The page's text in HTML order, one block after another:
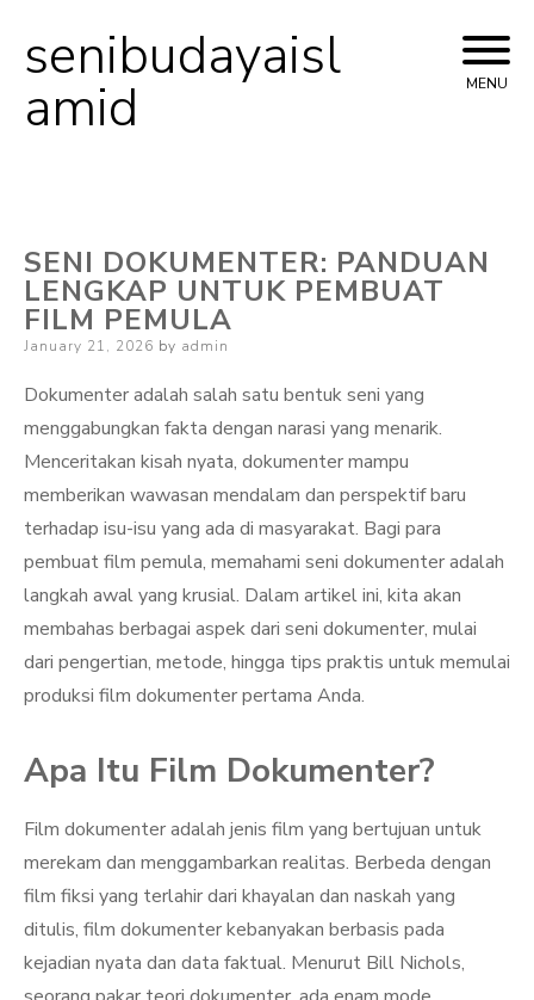
Skip
to
senibudayaisl
amid MENU
SENI DOKUMENTER: PANDUAN
LENGKAP UNTUK PEMBUAT
FILM PEMULA
Posted
January 21, 2026 by admin
Dokumenter adalah salah satu bentuk seni yang
menggabungkan fakta dengan narasi yang menarik.
Menceritakan kisah nyata, dokumenter mampu
memberikan wawasan mendalam dan perspektif baru
terhadap isu-isu yang ada di masyarakat. Bagi para
pembuat film pemula, memahami seni dokumenter adalah
langkah awal yang krusial. Dalam artikel ini, kita akan
membahas berbagai aspek dari seni dokumenter, mulai
dari pengertian, metode, hingga tips praktis untuk memulai
produksi film dokumenter pertama Anda.
Apa Itu Film Dokumenter?
Film dokumenter adalah jenis film yang bertujuan untuk
merekam dan menggambarkan realitas. Berbeda dengan
film fiksi yang terlahir dari khayalan dan naskah yang
ditulis, film dokumenter kebanyakan berbasis pada
kejadian nyata dan data faktual. Menurut Bill Nichols,